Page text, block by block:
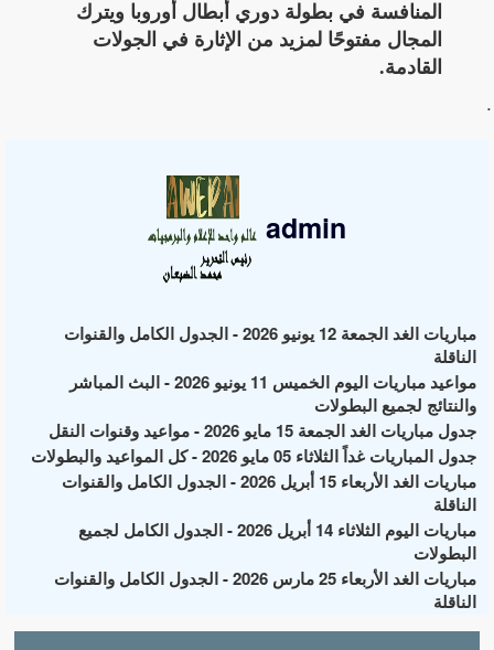
المنافسة في بطولة دوري أبطال أوروبا ويترك
المجال مفتوحًا لمزيد من الإثارة في الجولات
القادمة.
.
admin
مباريات الغد الجمعة 12 يونيو 2026 - الجدول الكامل والقنوات
الناقلة
مواعيد مباريات اليوم الخميس 11 يونيو 2026 - البث المباشر
والنتائج لجميع البطولات
جدول مباريات الغد الجمعة 15 مايو 2026 - مواعيد وقنوات النقل
جدول المباريات غداً الثلاثاء 05 مايو 2026 - كل المواعيد والبطولات
مباريات الغد الأربعاء 15 أبريل 2026 - الجدول الكامل والقنوات
الناقلة
مباريات اليوم الثلاثاء 14 أبريل 2026 - الجدول الكامل لجميع
البطولات
مباريات الغد الأربعاء 25 مارس 2026 - الجدول الكامل والقنوات
الناقلة